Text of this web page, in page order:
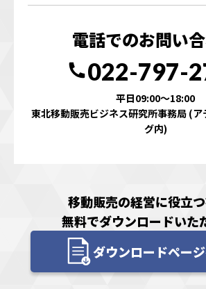
電話でのお問い
022-797-
平日09:00〜18:00
東北移動販売ビジネス研究所事務局 (ア
グ内)
移動販売の経営に役立
無料でダウンロードいた
ダウンロードペー